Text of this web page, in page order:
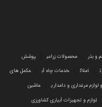
و بذر محصولات زراعی
پوشش
املاک خدمات چاه آب
مکمل های
مرغداری و دامداری
ماشین
لوازم و تجهیزات آبیاری کشاورزی